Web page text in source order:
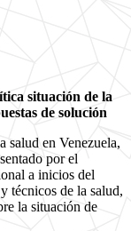
situación de la
de solución
salud en Venezuela,
por el
a inicios del
técnicos de la salud,
la situación de